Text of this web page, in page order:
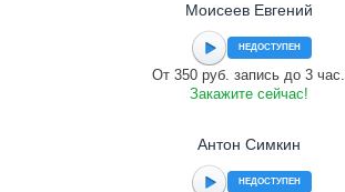
Моисеев Евгений
НЕДОСТУПЕН
От 350 руб. запись до 3 час.
Закажите сейчас!
Антон Симкин
НЕДОСТУПЕН